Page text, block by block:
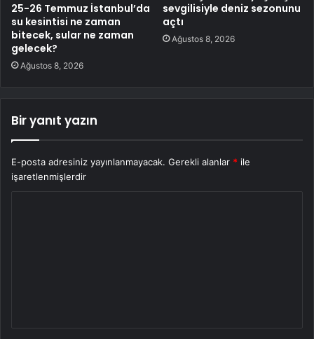
25-26 Temmuz İstanbul’da
su kesintisi ne zaman
bitecek, sular ne zaman
gelecek?
Ağustos 8, 2026
sevgilisiyle deniz sezonunu
açtı
Ağustos 8, 2026
Bir yanıt yazın
E-posta adresiniz yayınlanmayacak. Gerekli alanlar * ile
işaretlenmişlerdir